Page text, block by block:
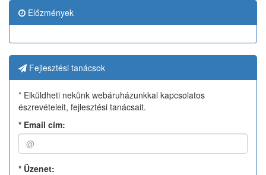
Előzmények
Fejlesztési tanácsok
* Elküldheti nekünk webáruházunkkal kapcsolatos
észrevételeit, fejlesztési tanácsait.
* Email cím:
* Üzenet: